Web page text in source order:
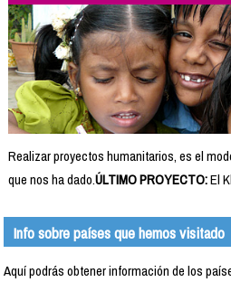
Realizar proyectos humanitarios, es el
que nos ha dado.ÚLTIMO PROYECTO:El
Info sobre países que hemos visitado
Aquí podrás obtener información de los